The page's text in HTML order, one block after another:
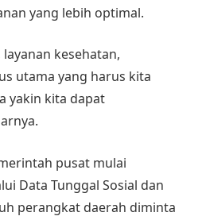
yang lebih optimal.
kesehatan,
utama yang harus kita
yakin kita dapat
pusat mulai
Data Tunggal Sosial dan
perangkat daerah diminta